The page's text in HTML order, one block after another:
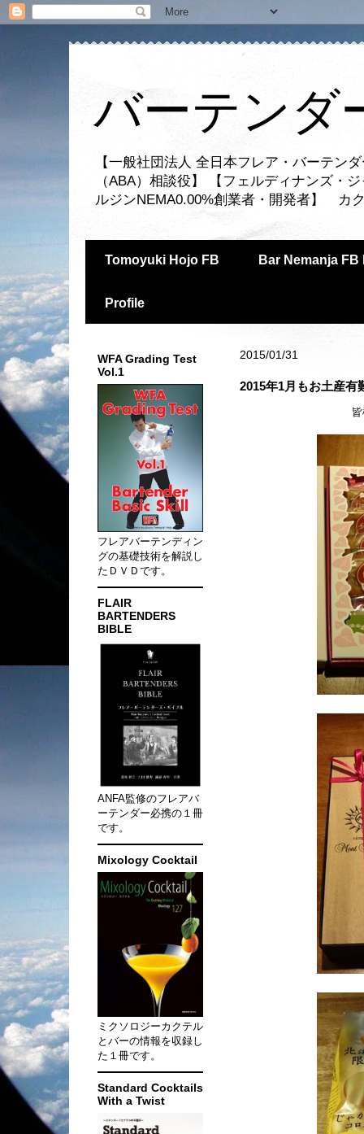
バーテンダ
【一般社団法人 全日本フレア・バーテン
（ABA）相談役】 【フェルディナンズ・
ルジンNEMA0.00%創業者・開発者】 カ
Tomoyuki Hojo FB Bar Nemanja FB
Profile
2015/01/31
2015年1月もお土産有
WFA Grading Test
Vol.1
フレアバーテンディン
グの基礎技術を解説し
たＤＶＤです。
FLAIR
BARTENDERS
BIBLE
ANFA監修のフレアバ
ーテンダー必携の１冊
です。
Mixology Cocktail
ミクソロジーカクテル
とバーの情報を収録し
た１冊です。
Standard Cocktails
With a Twist